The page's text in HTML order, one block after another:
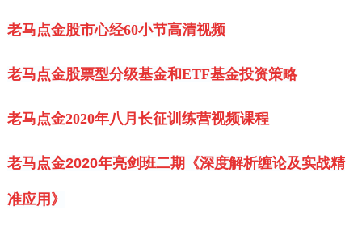
老马点金股市心经60小节高清视频
老马点金股票型分级基金和ETF基金投资策略
老马点金2020年八月长征训练营视频课程
老马点金2020年亮剑班二期《深度解析缠论及实战精
准应用》